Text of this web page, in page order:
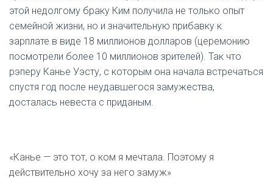
этой недолгому браку Ким получила не только опыт
семейной жизни, но и значительную прибавку к
зарплате в виде 18 миллионов долларов (церемонию
посмотрели более 10 миллионов зрителей). Так что
рэперу Канье Уэсту, с которым она начала встречаться
спустя год после неудавшегося замужества,
досталась невеста с приданым.
«Канье — это тот, о ком я мечтала. Поэтому я
действительно хочу за него замуж»